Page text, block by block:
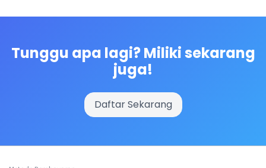
Tunggu apa lagi? Miliki sekarang
juga!
Daftar Sekarang